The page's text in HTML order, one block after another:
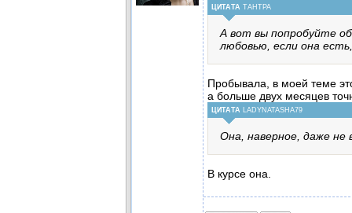
ЦИТАТА ТАНТРА
А вот вы попробуйте
любовью, если она
Пробывала, в моей теме
а больше двух месяцев
ЦИТАТА LADYNATASHA79
Она, наверное, даже не
В курсе она.